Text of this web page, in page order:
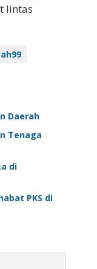
lintas
Daerah
Tenaga
di
PKS di